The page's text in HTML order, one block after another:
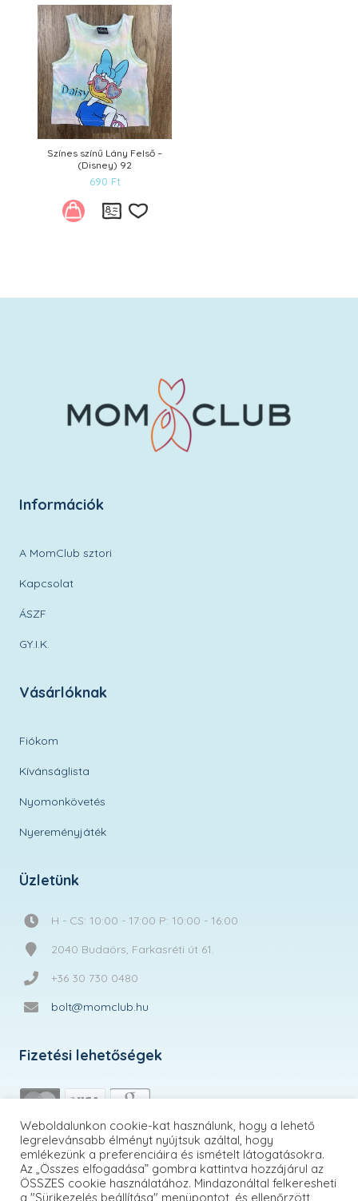
Kívánságlistára
Színes színű Lány Felső –
(Disney) 92
690 Ft
Információk
A MomClub sztori
Kapcsolat
ÁSZF
GY.I.K.
Vásárlóknak
Fiókom
Kívánságlista
Nyomonkövetés
Nyereményjáték
Üzletünk
H - CS: 10:00 - 17:00 P: 10:00 - 16:00
2040 Budaörs, Farkasréti út 61.
+36 30 730 0480
bolt@momclub.hu
Fizetési lehetőségek
Weboldalunkon cookie-kat használunk, hogy a lehető
legrelevánsabb élményt nyújtsuk azáltal, hogy
emlékezünk a preferenciáira és ismételt látogatásokra.
Az „Összes elfogadása” gombra kattintva hozzájárul az
ÖSSZES cookie használatához. Mindazonáltal felkeresheti
a "Sürikezelés beállítása" menüpontot, és ellenőrzött